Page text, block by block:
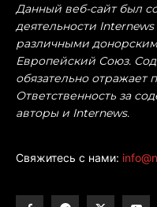
Данный веб-сайт был
деятельности
различными
Европейский Союз.
обязательно отражает
Ответственность за
авторы и Internews.
Свяжитесь с нами: